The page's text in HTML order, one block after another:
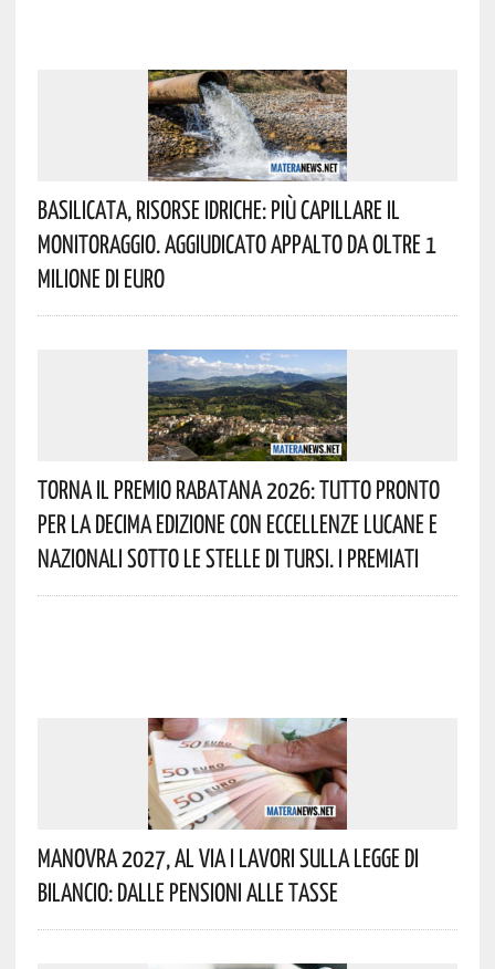
Basilicata, Risorse Idriche: Più Capillare Il
Monitoraggio. Aggiudicato Appalto Da Oltre 1
Milione Di Euro
Torna Il Premio Rabatana 2026: Tutto Pronto
Per La Decima Edizione Con Eccellenze Lucane E
Nazionali Sotto Le Stelle Di Tursi. I Premiati
Manovra 2027, Al Via I Lavori Sulla Legge Di
Bilancio: Dalle Pensioni Alle Tasse